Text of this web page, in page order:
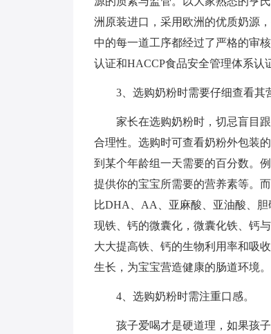
洲原装进口，采用欧洲的优质奶源
中的每一道工序都经过了严格的审
认证和HACCP食品安全管理体系认
3、选购奶粉时需要仔细查看其
家长在选购奶粉时，切忌盲目跟
合理性。选购时可查看奶粉外包装
到某个年龄组一天需要的百分数。
提供你的宝宝所需要的营养素等。
比DHA、AA、亚麻酸、亚油酸、
现铁、钙的微囊化，微囊化铁、钙
大大提高铁、钙的生物利用率和吸
生长，为宝宝营造健康的肠道环境。
4、选购奶粉时需注重口感。
孩子爱喝才是硬道理，如果孩子